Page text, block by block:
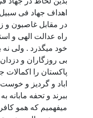
اهداف جهاد فی
در مقابل غاصبون و
راه عدالت الهی و
خود میگذرد . ولی نه
بی روزگاران و
پاکستان را اکمالات
اباد و گردیز و
ببرند و تحفه مابانه
میفهمیم که همو